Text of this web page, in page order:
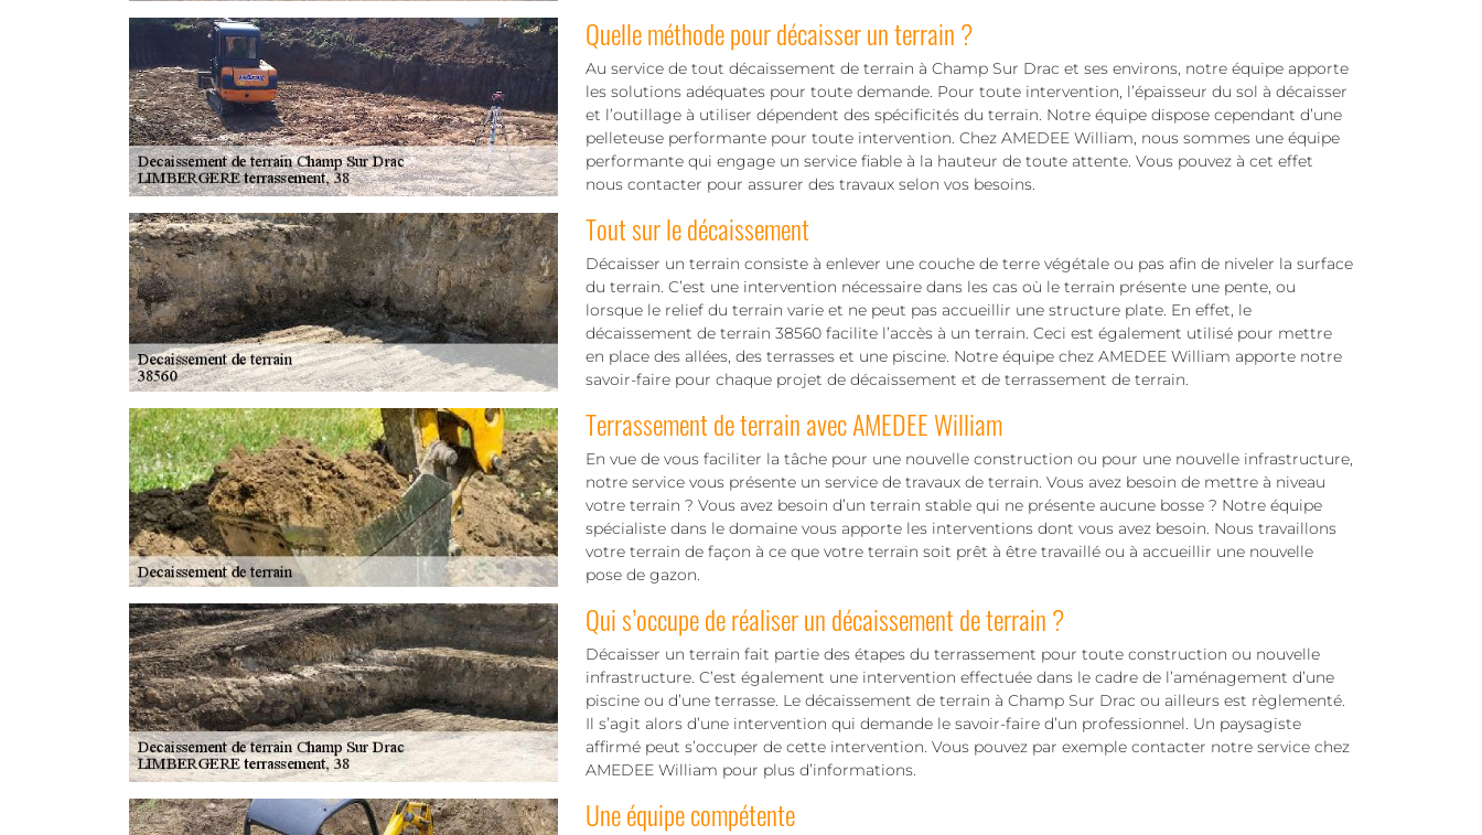
Quelle méthode pour décaisser un terrain ?
Au service de tout décaissement de terrain à Champ Sur Drac et ses environs, notre équipe apporte
les solutions adéquates pour toute demande. Pour toute intervention, l’épaisseur du sol à décaisser
et l’outillage à utiliser dépendent des spécificités du terrain. Notre équipe dispose cependant d’une
pelleteuse performante pour toute intervention. Chez AMEDEE William, nous sommes une équipe
performante qui engage un service fiable à la hauteur de toute attente. Vous pouvez à cet effet
nous contacter pour assurer des travaux selon vos besoins.
Tout sur le décaissement
Décaisser un terrain consiste à enlever une couche de terre végétale ou pas afin de niveler la surface
du terrain. C’est une intervention nécessaire dans les cas où le terrain présente une pente, ou
lorsque le relief du terrain varie et ne peut pas accueillir une structure plate. En effet, le
décaissement de terrain 38560 facilite l’accès à un terrain. Ceci est également utilisé pour mettre
en place des allées, des terrasses et une piscine. Notre équipe chez AMEDEE William apporte notre
savoir-faire pour chaque projet de décaissement et de terrassement de terrain.
Terrassement de terrain avec AMEDEE William
En vue de vous faciliter la tâche pour une nouvelle construction ou pour une nouvelle infrastructure,
notre service vous présente un service de travaux de terrain. Vous avez besoin de mettre à niveau
votre terrain ? Vous avez besoin d’un terrain stable qui ne présente aucune bosse ? Notre équipe
spécialiste dans le domaine vous apporte les interventions dont vous avez besoin. Nous travaillons
votre terrain de façon à ce que votre terrain soit prêt à être travaillé ou à accueillir une nouvelle
pose de gazon.
Qui s’occupe de réaliser un décaissement de terrain ?
Décaisser un terrain fait partie des étapes du terrassement pour toute construction ou nouvelle
infrastructure. C’est également une intervention effectuée dans le cadre de l’aménagement d’une
piscine ou d’une terrasse. Le décaissement de terrain à Champ Sur Drac ou ailleurs est règlementé.
Il s’agit alors d’une intervention qui demande le savoir-faire d’un professionnel. Un paysagiste
affirmé peut s’occuper de cette intervention. Vous pouvez par exemple contacter notre service chez
AMEDEE William pour plus d’informations.
Une équipe compétente